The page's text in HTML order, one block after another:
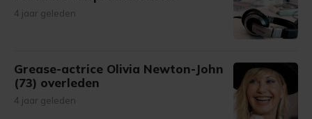
4 jaar geleden
Grease-actrice Olivia Newton-John
(73) overleden
4 jaar geleden